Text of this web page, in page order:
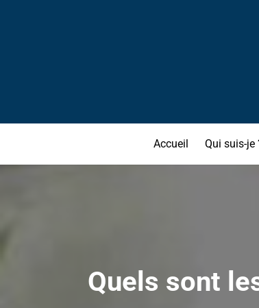
Accueil Qui suis-je
Quels sont